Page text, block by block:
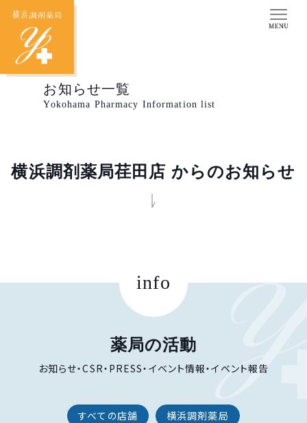
お知らせ一覧
Yokohama Pharmacy Information list
横浜調剤薬局荏田店 からのお知らせ
info
薬局の活動
お知らせ・CSR・PRESS・イベント情報・イベント報告
すべての店舗 横浜調剤薬局